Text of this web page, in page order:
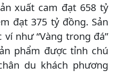
xuất cam đạt 658 tỷ
đạt 375 tỷ đồng. Sản
như “Vàng trong đá”
phẩm được tỉnh chú
du khách phương